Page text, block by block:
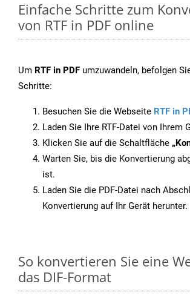
Einfache Schritte zum
von RTF in PDF online
Um RTF in PDF umzuwandeln, befolgen
Schritte:
Besuchen Sie die Webseite RTF in
Laden Sie Ihre RTF-Datei von Ihrem
Klicken Sie auf die Schaltfläche
Warten Sie, bis die Konvertierung
ist.
Laden Sie die PDF-Datei nach
Konvertierung auf Ihr Gerät herunter.
So konvertieren Sie eine
das DIF-Format